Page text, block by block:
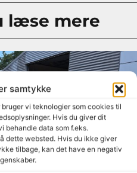
samtykke
vi teknologier som cookies til
Hvis du giver dit
behandle data som f.eks.
dette websted. Hvis du ikke giver
tilbage, kan det have en negativ
læse mere